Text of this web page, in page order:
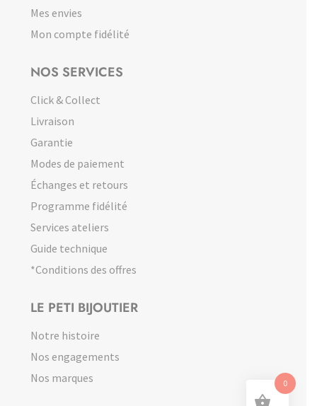
Mes envies
Mon compte fidélité
NOS SERVICES
Click & Collect
Livraison
Garantie
Modes de paiement
Échanges et retours
Programme fidélité
Services ateliers
Guide technique
*Conditions des offres
LE PETI BIJOUTIER
Notre histoire
Nos engagements
Nos marques
0